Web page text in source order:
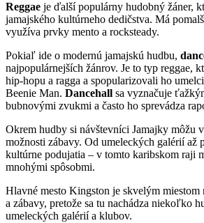
Reggae je ďalší populárny hudobný žáner,
jamajského kultúrneho dedičstva. Má
využíva prvky mento a rocksteady.
Pokiaľ ide o modernú jamajskú hudbu,
najpopulárnejších žánrov. Je to typ reggae,
hip-hopu a ragga a spopularizovali ho
Beenie Man. Dancehall sa vyznačuje
bubnovými zvukmi a často ho sprevádza
Okrem hudby si návštevníci Jamajky môžu
možnosti zábavy. Od umeleckých galérií až
kultúrne podujatia – v tomto karibskom raji
mnohými spôsobmi.
Hlavné mesto Kingston je skvelým miestom
a zábavy, pretože sa tu nachádza niekoľko
umeleckých galérií a klubov.